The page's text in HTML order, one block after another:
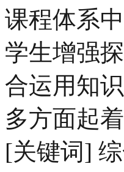
课程体系
学生增强
合运用知
多方面起
[关键词]